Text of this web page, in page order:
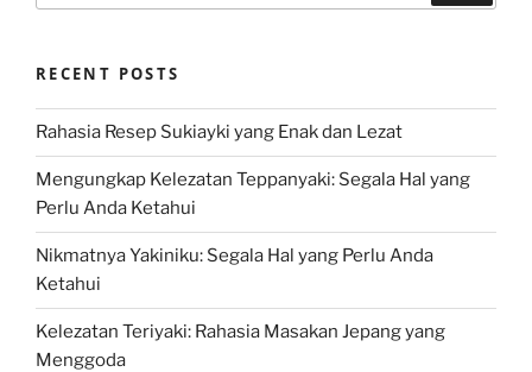
RECENT POSTS
Rahasia Resep Sukiayki yang Enak dan Lezat
Mengungkap Kelezatan Teppanyaki: Segala Hal yang
Perlu Anda Ketahui
Nikmatnya Yakiniku: Segala Hal yang Perlu Anda
Ketahui
Kelezatan Teriyaki: Rahasia Masakan Jepang yang
Menggoda